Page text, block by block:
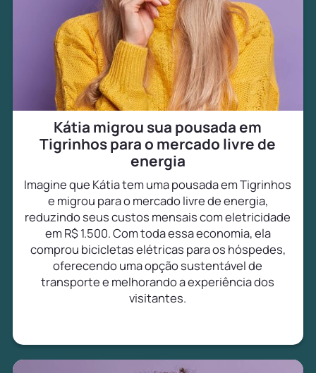
Kátia migrou sua pousada em
Tigrinhos para o mercado livre de
energia
Imagine que Kátia tem uma pousada em Tigrinhos
e migrou para o mercado livre de energia,
reduzindo seus custos mensais com eletricidade
em R$ 1.500. Com toda essa economia, ela
comprou bicicletas elétricas para os hóspedes,
oferecendo uma opção sustentável de
transporte e melhorando a experiência dos
visitantes.